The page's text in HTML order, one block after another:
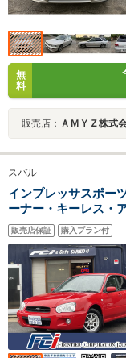
無
料
販売店： ＡＭＹＺ株式
スバル
インプレッサスポ
ーナー・キーレス・
販売店保証 購入プラン付